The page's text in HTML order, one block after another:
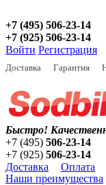
+7 (495) 506-23-14
+7 (925) 506-23-14
Войти Регистрация
Доставка Гарантия
Быстро!
+7 (495) 506-23-14
+7 (925) 506-23-14
Доставка
Оплата
Наши преимущества